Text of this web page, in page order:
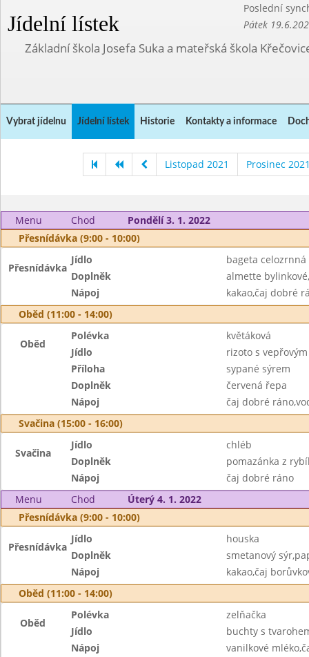
Jídelní lístek
Poslední
Pátek
Základní škola Josefa Suka a mateřská škola
Vybrat jídelnu Jídelní lístek Historie Kontakty a informace
Listopad 2021 Prosinec
Menu Chod
Pondělí 3. 1. 2022
Přesnídávka (9:00 - 10:00)
Přesnídávka
Jídlo
bageta celozrnná
Doplněk
almette
Nápoj
kakao,čaj dobré
Oběd (11:00 - 14:00)
Oběd
Polévka
květáková
Jídlo
rizoto s
Příloha
sypané sýrem
Doplněk
červená řepa
Nápoj
čaj dobré
Svačina (15:00 - 16:00)
Svačina
Jídlo
chléb
Doplněk
pomazánka z
Nápoj
čaj dobré ráno
Menu
Chod
Úterý 4. 1. 2022
Přesnídávka (9:00 - 10:00)
Přesnídávka
Jídlo
houska
Doplněk
smetanový
Nápoj
kakao,čaj
Oběd (11:00 - 14:00)
Oběd
Polévka
zelňačka
Jídlo
buchty s
Nápoj
vanilkové